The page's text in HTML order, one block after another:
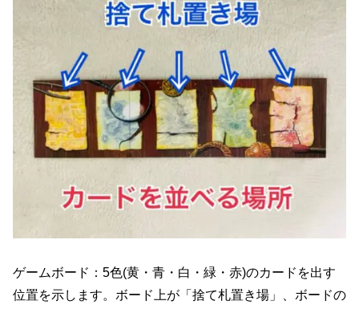
ゲームボード：5色(黄・青・白・緑・赤)のカードを出す
位置を示します。ボード上が「捨て札置き場」、ボードの